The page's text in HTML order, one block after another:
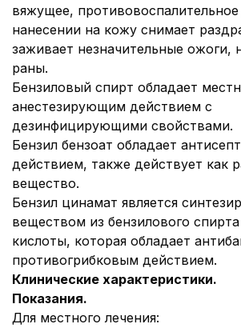
вяжущее,
нанесении на кожу снимает
заживает незначительные ожоги,
раны.
Бензиловый спирт обладает
анестезирующим действием с
дезинфицирующими свойствами.
Бензил бензоат обладает
действием, также действует как
вещество.
Бензил цинамат является
веществом из бензилового
кислоты, которая обладает
противогрибковым действием.
Клинические характеристики.
Показания.
Для местного лечения: